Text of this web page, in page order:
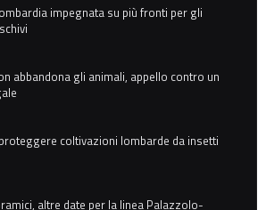
impegnata su più fronti per gli
abbandona gli animali, appello contro un
coltivazioni lombarde da insetti
altre date per la linea Palazzolo-